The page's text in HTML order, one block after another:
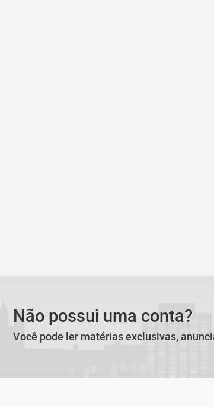
Não possui uma conta?
Você pode ler matérias exclusivas,